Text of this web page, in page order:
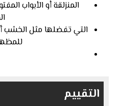
المنزلقة أو الأبواب
التي تفضلها مثل الخشب
التقييم